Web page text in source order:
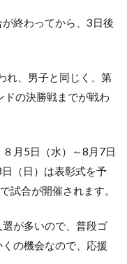
終わってから、3日後
れ、男子と同じく、第
の決勝戦までが戦わ
月5日（水）～8月7日
（日）は表彰式を予
試合が開催されます。
が多いので、普段ゴ
の機会なので、応援